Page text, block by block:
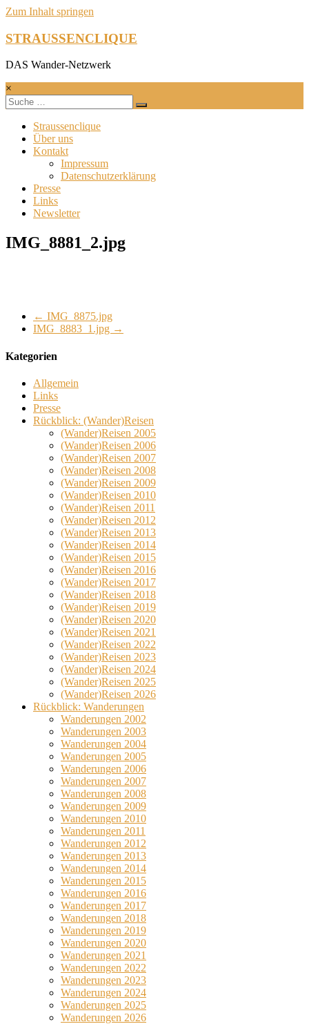
Zum Inhalt springen
STRAUSSENCLIQUE
DAS Wander-Netzwerk
×
Straussenclique
Über uns
Kontakt
Impressum
Datenschutzerklärung
Presse
Links
Newsletter
IMG_8881_2.jpg
← IMG_8875.jpg
IMG_8883_1.jpg →
Kategorien
Allgemein
Links
Presse
Rückblick: (Wander)Reisen
(Wander)Reisen 2005
(Wander)Reisen 2006
(Wander)Reisen 2007
(Wander)Reisen 2008
(Wander)Reisen 2009
(Wander)Reisen 2010
(Wander)Reisen 2011
(Wander)Reisen 2012
(Wander)Reisen 2013
(Wander)Reisen 2014
(Wander)Reisen 2015
(Wander)Reisen 2016
(Wander)Reisen 2017
(Wander)Reisen 2018
(Wander)Reisen 2019
(Wander)Reisen 2020
(Wander)Reisen 2021
(Wander)Reisen 2022
(Wander)Reisen 2023
(Wander)Reisen 2024
(Wander)Reisen 2025
(Wander)Reisen 2026
Rückblick: Wanderungen
Wanderungen 2002
Wanderungen 2003
Wanderungen 2004
Wanderungen 2005
Wanderungen 2006
Wanderungen 2007
Wanderungen 2008
Wanderungen 2009
Wanderungen 2010
Wanderungen 2011
Wanderungen 2012
Wanderungen 2013
Wanderungen 2014
Wanderungen 2015
Wanderungen 2016
Wanderungen 2017
Wanderungen 2018
Wanderungen 2019
Wanderungen 2020
Wanderungen 2021
Wanderungen 2022
Wanderungen 2023
Wanderungen 2024
Wanderungen 2025
Wanderungen 2026